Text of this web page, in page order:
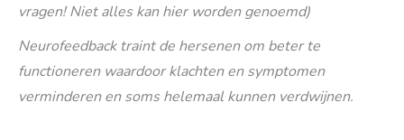
vragen! Niet alles kan hier worden genoemd)
Neurofeedback traint de hersenen om beter te
functioneren waardoor klachten en symptomen
verminderen en soms helemaal kunnen verdwijnen.